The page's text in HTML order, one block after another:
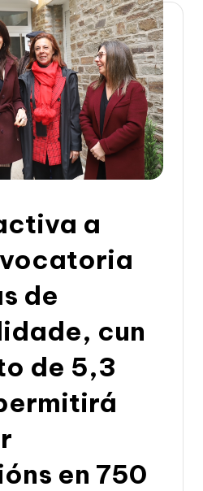
a
de
cun
de 5,3
en 750